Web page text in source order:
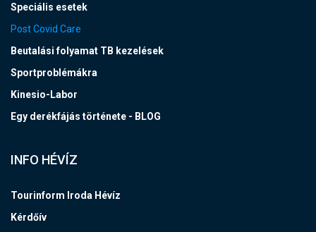
Speciális esetek
Post Covid Care
Beutalási folyamat TB kezelések
Sportproblémákra
Kinesio-Labor
Egy derékfájás története - BLOG
INFO HÉVÍZ
Tourinform Iroda Hévíz
Kérdőív